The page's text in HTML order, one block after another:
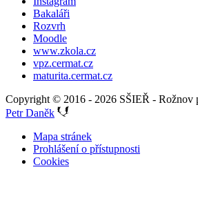
Bakaláři
Rozvrh
Moodle
www.zkola.cz
vpz.cermat.cz
maturita.cermat.cz
Copyright © 2016 - 2026 SŠIEŘ - Rožnov
Petr Daněk
Mapa stránek
Prohlášení o přístupnosti
Cookies